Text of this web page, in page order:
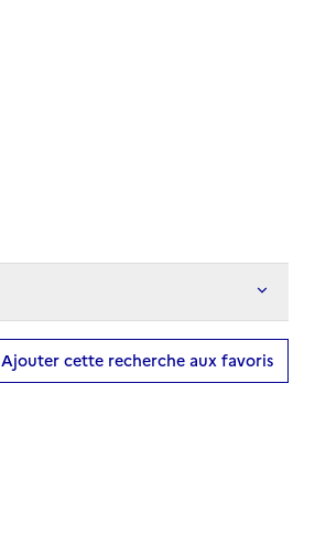
Ajouter cette recherche aux favoris